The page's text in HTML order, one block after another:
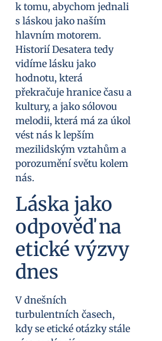
k tomu, abychom jednali
s láskou jako naším
hlavním motorem.
Historií Desatera tedy
vidíme lásku jako
hodnotu, která
překračuje hranice času a
kultury, a jako sólovou
melodii, která má za úkol
vést nás k lepším
mezilidským vztahům a
porozumění světu kolem
nás.
Láska jako
odpověď na
etické výzvy
dnes
V dnešních
turbulentních časech,
kdy se etické otázky stále